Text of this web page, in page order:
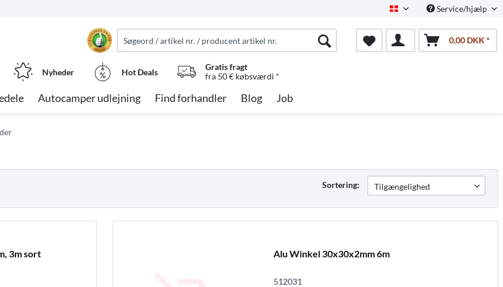
Dansk Service/hjælp
0,00 DKK *
Nyheder Hot Deals
Gratis fragt
fra 50 € købsværdi *
Autocamper udlejning Find forhandler Blog Job
Sortering:
3m sort Alu Winkel 30x30x2mm 6m
512031